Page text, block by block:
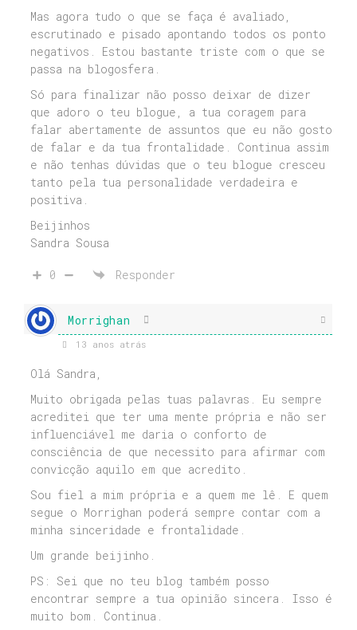
Mas agora tudo o que se faça é avaliado,
escrutinado e pisado apontando todos os ponto
negativos. Estou bastante triste com o que se
passa na blogosfera.
Só para finalizar não posso deixar de dizer
que adoro o teu blogue, a tua coragem para
falar abertamente de assuntos que eu não gosto
de falar e da tua frontalidade. Continua assim
e não tenhas dúvidas que o teu blogue cresceu
tanto pela tua personalidade verdadeira e
positiva.
Beijinhos
Sandra Sousa
0 Responder
Morrighan
13 anos atrás
Olá Sandra,
Muito obrigada pelas tuas palavras. Eu sempre
acreditei que ter uma mente própria e não ser
influenciável me daria o conforto de
consciência de que necessito para afirmar com
convicção aquilo em que acredito.
Sou fiel a mim própria e a quem me lê. E quem
segue o Morrighan poderá sempre contar com a
minha sinceridade e frontalidade.
Um grande beijinho.
PS: Sei que no teu blog também posso
encontrar sempre a tua opinião sincera. Isso é
muito bom. Continua.